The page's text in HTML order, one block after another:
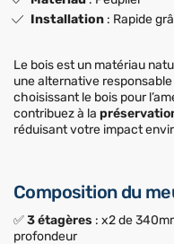
Installation : Rapide
Le bois est un matériau
une alternative
choisissant le bois pour
contribuez à la
réduisant votre impact
Composition du
✅3 étagères : x2 de
profondeur